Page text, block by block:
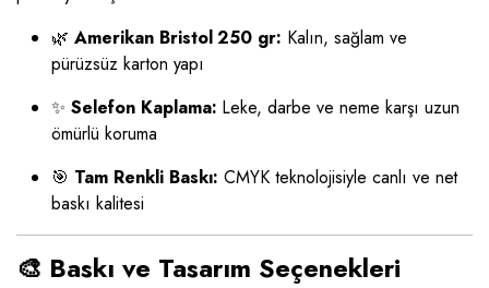
🌿 Amerikan Bristol 250 gr: Kalın, sağlam ve
pürüzsüz karton yapı
✨ Selefon Kaplama: Leke, darbe ve neme karşı uzun
ömürlü koruma
🎯 Tam Renkli Baskı: CMYK teknolojisiyle canlı ve net
baskı kalitesi
🎨 Baskı ve Tasarım Seçenekleri